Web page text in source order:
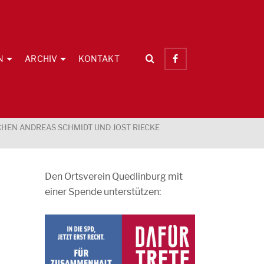
ARCHIV KONTAKT
ANDREAS SCHMIDT UND JOST RIECKE
Den Ortsverein Quedlinburg mit
einer Spende unterstützen: